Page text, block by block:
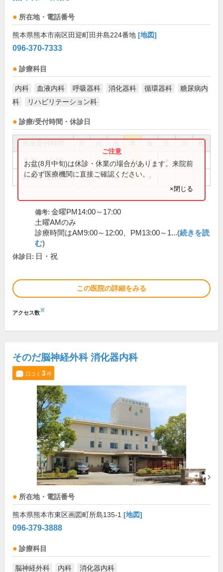
所在地・電話番号
熊本県熊本市南区田迎町田井島224番地 [地図]
096-370-7333
診療科目
内科 血液内科 呼吸器科 消化器科 循環器科
糖尿病内
科
リハビリテーション科
診療/受付時間・休診日
祝
8:30～11:30 ● ● ● ● ●
13:00～17:00 ● ● ● ●
お盆(8月中旬)は休診・休業の場合があります。来院前
に必ず医療機関に直接ご確認ください。
×閉じる
備考: 金曜PM14:00～17:00
土曜AMのみ
診療時間はAM9:00～12:00、PM13:00～1...(続きを読
む)
休診日: 日・祝
この医院の詳細をみる
アクセス数※
そのだ脳神経外科 消化器内科
口コミ 3件
所在地・電話番号
熊本県熊本市東区画図町所島135-1 [地図]
096-379-3888
診療科目
脳神経外科 内科 消化器内科